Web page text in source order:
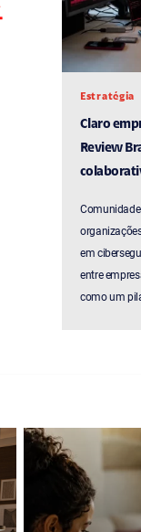
Estratégia
Claro
Review
em
entre
como um